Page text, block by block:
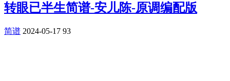
转眼已半生简谱-安儿陈-原调编配版
简谱 2024-05-17 93